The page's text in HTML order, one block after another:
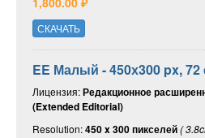
СКАЧАТЬ
EE Малый - 450х300 px,
Лицензия:Редакционное
(Extended Editorial)
Resolution:450 x 300 пикселей(